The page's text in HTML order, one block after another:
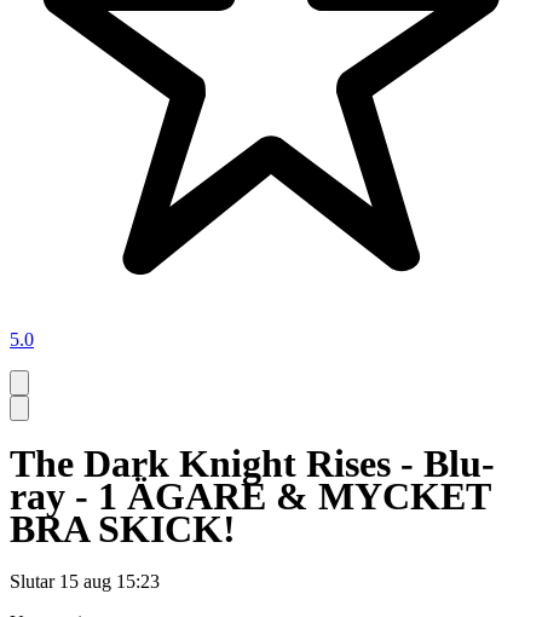
5.0
The Dark Knight Rises - Blu-
ray - 1 ÄGARE & MYCKET
BRA SKICK!
Slutar 15 aug 15:23